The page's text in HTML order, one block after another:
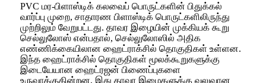
PVC மர-பிளாஸ்டிக் கலவைப் பொருட்களின் பிதுக்கல்
வார்ப்பு முறை, சாதாரண பிளாஸ்டிக் பொருட்களிலிருந்து
முற்றிலும் வேறுபட்டது. தாவர இழையின் முக்கியக் கூறு
செல்லுலோஸ் என்பதால், செல்லுலோஸில் அதிக
எண்ணிக்கையிலான ஹைட்ராக்சில் தொகுதிகள் உள்ளன.
இந்த ஹைட்ராக்சில் தொகுதிகள் மூலக்கூறுகளுக்கு
இடையேயான ஹைட்ரஜன் பிணைப்புகளை
உருவாக்குகின்றன, இது தாவர இழைகளுக்கு வலுவான